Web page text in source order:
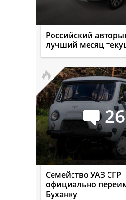
Российский
лучший месяц
Семейство УАЗ СГР
официально
Буханку